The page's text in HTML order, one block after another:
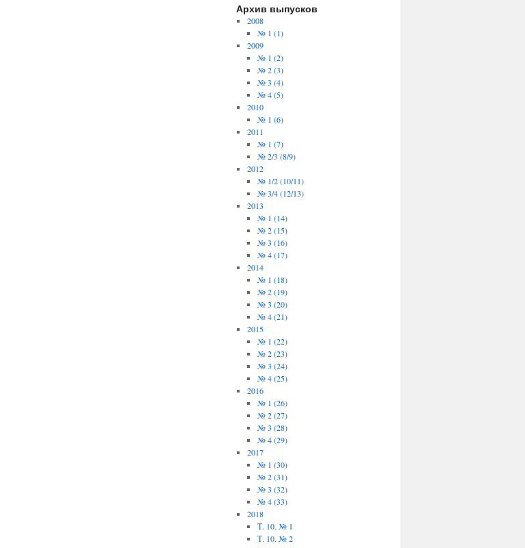
Архив выпусков
2008
№ 1 (1)
2009
№ 1 (2)
№ 2 (3)
№ 3 (4)
№ 4 (5)
2010
№ 1 (6)
2011
№ 1 (7)
№ 2/3 (8/9)
2012
№ 1/2 (10/11)
№ 3/4 (12/13)
2013
№ 1 (14)
№ 2 (15)
№ 3 (16)
№ 4 (17)
2014
№ 1 (18)
№ 2 (19)
№ 3 (20)
№ 4 (21)
2015
№ 1 (22)
№ 2 (23)
№ 3 (24)
№ 4 (25)
2016
№ 1 (26)
№ 2 (27)
№ 3 (28)
№ 4 (29)
2017
№ 1 (30)
№ 2 (31)
№ 3 (32)
№ 4 (33)
2018
Т. 10. № 1
Т. 10. № 2